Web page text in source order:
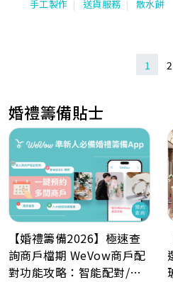
發分享。
手工製作 送貨服務 散水餅
1 2
婚禮籌備貼士
【婚禮籌備2026】極速查
詢商戶檔期 WeVow商戶配
對功能攻略：智能配對/一